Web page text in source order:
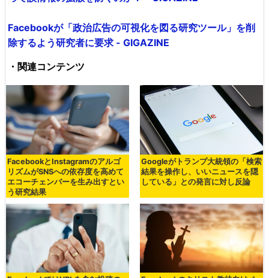
Facebookが「政治広告の可視化を図る研究ツール」を削
除するよう研究者に要求 - GIGAZINE
・関連コンテンツ
FacebookとInstagramのアルゴ
リズムがSNSへの依存度を高めて
エコーチェンバーを生み出すとい
う研究結果
Googleがトランプ大統領の「検索
結果を操作し、いいニュースを隠
している」との発言に対し反論